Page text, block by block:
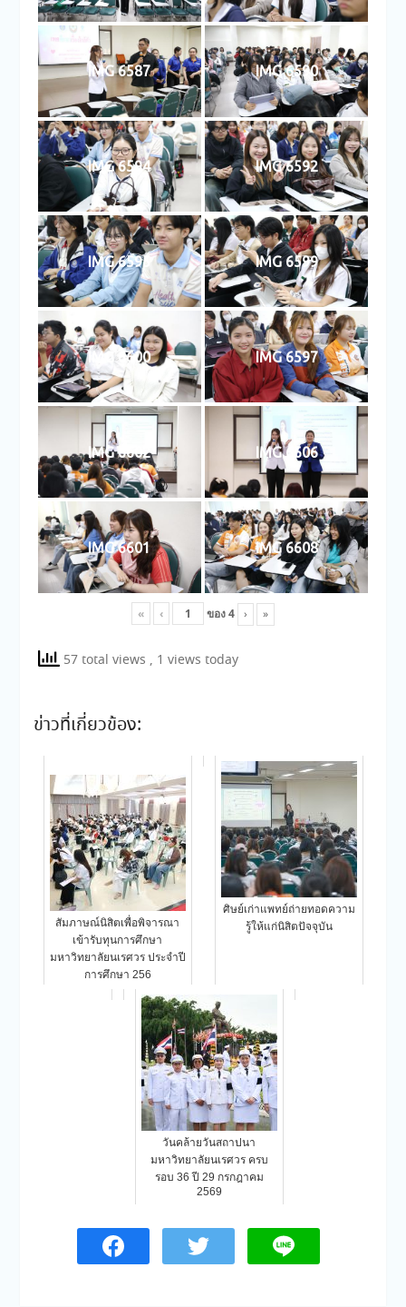
IMG 6587 IMG 6590
IMG 6594 IMG 6592
IMG 6595 IMG 6599
IMG 6600 IMG 6597
IMG 6602 IMG 6606
IMG 6601 IMG 6608
« ‹ ของ4 › »
57 total views , 1 views today
ข่าวที่เกี่ยวข้อง:
สัมภาษณ์นิสิตเพื่อพิจารณา
เข้ารับทุนการศึกษา
มหาวิทยาลัยนเรศวร ประจำปี
การศึกษา 256
ศิษย์เก่าแพทย์ถ่ายทอดความ
รู้ให้แก่นิสิตปัจจุบัน
วันคล้ายวันสถาปนา
มหาวิทยาลัยนเรศวร ครบ
รอบ 36 ปี 29 กรกฎาคม
2569